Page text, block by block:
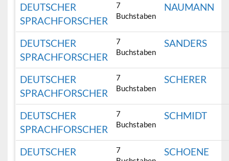
DEUTSCHER
SPRACHFORSCHER
7
Buchstaben
NAUMANN
DEUTSCHER
SPRACHFORSCHER
7
Buchstaben
SANDERS
DEUTSCHER
SPRACHFORSCHER
7
Buchstaben
SCHERER
DEUTSCHER
SPRACHFORSCHER
7
Buchstaben
SCHMIDT
DEUTSCHER
7
SCHOENE